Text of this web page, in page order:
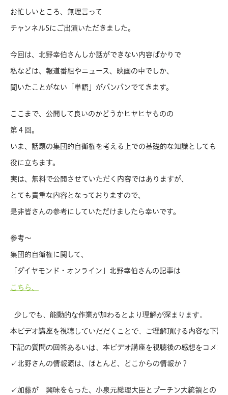
お忙しいところ、無理言って
チャンネルSにご出演いただきました。
今回は、北野幸伯さんしか話ができない内容ばかりで
私などは、報道番組やニュース、映画の中でしか、
聞いたことがない「単語」がバンバンでてきます。
ここまで、公開して良いのかどうかヒヤヒヤものの
第４回。
いま、話題の集団的自衛権を考える上での基礎的な知識としても
役に立ちます。
実は、無料で公開させていただく内容ではありますが、
とても貴重な内容となっておりますので、
是非皆さんの参考にしていただけましたら幸いです。
参考〜
集団的自衛権に関して、
「ダイヤモンド・オンライン」北野幸伯さんの記事は
こちら、
少しでも、能動的な作業が加わるとより理解が深まります。
本ビデオ講座を視聴していだだくことで、ご理解頂ける内容な下記
下記の質問の回答あるいは、本ビデオ講座を視聴後の感想をコメ
✓北野さんの情報源は、ほとんど、どこからの情報か？
✓加藤が 興味をもった、小泉元総理大臣とプーチン大統領との